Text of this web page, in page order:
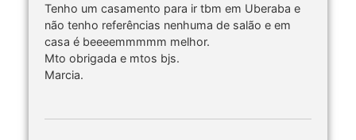
Tenho um casamento para ir tbm em Uberaba e
não tenho referências nenhuma de salão e em
casa é beeeemmmmm melhor.
Mto obrigada e mtos bjs.
Marcia.